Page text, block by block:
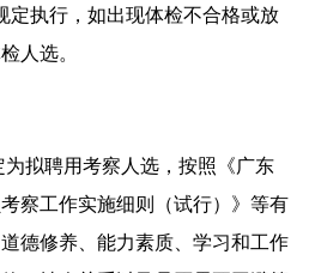
定执行，如出现体检不合格或放
人选。
聘用考察人选，按照《广东
察工作实施细则（试行）》等有
德修养、能力素质、学习和工作